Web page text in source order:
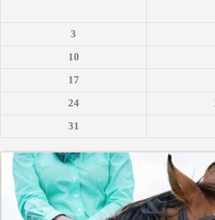
3
10
17
24
31